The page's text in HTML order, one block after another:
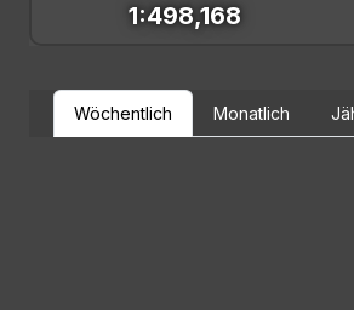
1:498,168
Wöchentlich Monatlich